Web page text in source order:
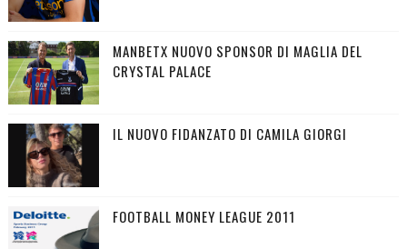
MANBETX NUOVO SPONSOR DI MAGLIA DEL
CRYSTAL PALACE
IL NUOVO FIDANZATO DI CAMILA GIORGI
FOOTBALL MONEY LEAGUE 2011